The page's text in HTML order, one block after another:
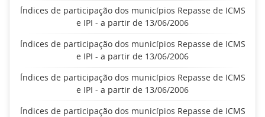
Índices de participação dos municípios Repasse de ICMS
e IPI - a partir de 13/06/2006
Índices de participação dos municípios Repasse de ICMS
e IPI - a partir de 13/06/2006
Índices de participação dos municípios Repasse de ICMS
e IPI - a partir de 13/06/2006
Índices de participação dos municípios Repasse de ICMS